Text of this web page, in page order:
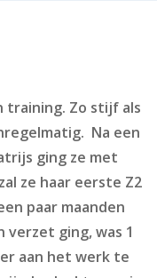
training. Zo stijf als
Na een
ging ze met
ze haar eerste Z2
paar maanden
verzet ging, was 1
aan het werk te